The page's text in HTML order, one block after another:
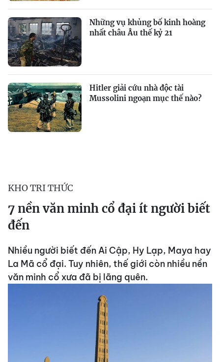
Những vụ khủng bố kinh hoàng
nhất châu Âu thế kỷ 21
Hitler giải cứu nhà độc tài
Mussolini ngoạn mục thế nào?
KHO TRI THỨC
7 nền văn minh cổ đại ít người biết
đến
Nhiều người biết đến Ai Cập, Hy Lạp, Maya hay
La Mã cổ đại. Tuy nhiên, thế giới còn nhiều nền
văn minh cổ xưa đã bị lãng quên.